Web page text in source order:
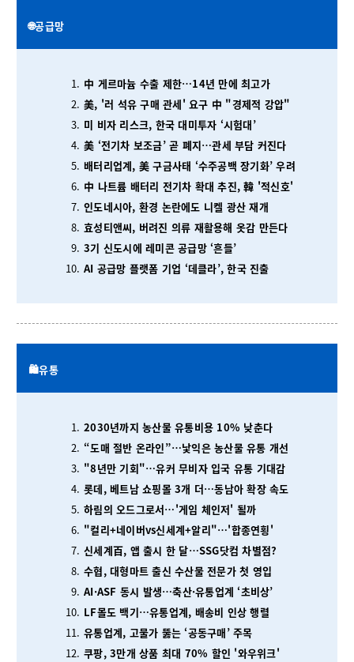
🌐공급망
中 게르마늄 수출 제한…14년 만에 최고가
美, '러 석유 구매 관세' 요구 中 "경제적 강압"
미 비자 리스크, 한국 대미투자 ‘시험대’
美 ‘전기차 보조금’ 곧 폐지…관세 부담 커진다
배터리업계, 美 구금사태 ‘수주공백 장기화’ 우려
中 나트륨 배터리 전기차 확대 추진, 韓 '적신호'
인도네시아, 환경 논란에도 니켈 광산 재개
효성티앤씨, 버려진 의류 재활용해 옷감 만든다
3기 신도시에 레미콘 공급망 ‘흔들’
AI 공급망 플랫폼 기업 ‘데클라’, 한국 진출
🛍️유통
2030년까지 농산물 유통비용 10% 낮춘다
“도매 절반 온라인”…낯익은 농산물 유통 개선
"8년만 기회"…유커 무비자 입국 유통 기대감
롯데, 베트남 쇼핑몰 3개 더…동남아 확장 속도
하림의 오드그로서⋯'게임 체인저' 될까
"컬리+네이버vs신세계+알리"⋯'합종연횡'
신세계百, 앱 출시 한 달…SSG닷컴 차별점?
수협, 대형마트 출신 수산물 전문가 첫 영입
AI·ASF 동시 발생…축산·유통업계 ‘초비상’
LF몰도 백기…유통업계, 배송비 인상 행렬
유통업계, 고물가 뚫는 ‘공동구매’ 주목
쿠팡, 3만개 상품 최대 70% 할인 '와우위크'